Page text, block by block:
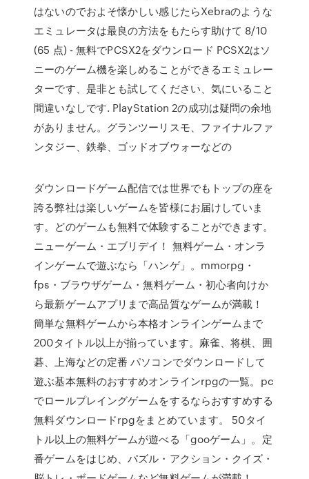
はないのでおよそ懐かしい感じたらXebraのような
エミュレータは最良の方法をもたらす助けて 8/10
(65 点) - 無料でPCSX2をダウンロード PCSX2はソ
ニーのゲーム機を楽しめることができるエミュレー
ターです、是非とも試してください、気にいること
間違いなしです. PlayStation 2の成功は疑問の余地
がありません。グランツーリスモ、ファイナルファ
ンタジー、鉄拳、ゴッドオブウォーなどの
ダウンロードゲーム配信では世界でもトップの座を
誇る弊社は楽しいゲームを皆様にお届けしていま
す。どのゲームも無料で体験することができます。
ニューゲーム・エブリデイ！ 無料ゲーム・オンラ
インゲームで遊ぶなら「ハンゲ」。mmorpg・
fps・ブラウザゲーム・無料ゲーム・初心者向けか
ら最新ゲームアプリまで高品質なゲームが満載！
簡単な無料ゲームから本格オンラインゲームまで
200タイトル以上が揃っています。麻雀、将棋、囲
碁、上海などの定番 パソコンでダウンロードして
遊ぶ基本無料のおすすめオンラインrpgの一覧。pc
でロールプレイングゲームをするならおすすめする
無料ダウンロードrpgをまとめています。 50タイ
トル以上の無料ゲームが遊べる「gooゲーム」。定
番ゲームをはじめ、パズル・アクション・クイズ・